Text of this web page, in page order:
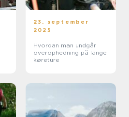
23. september
2025
Hvordan man undgår
overophedning på lange
køreture